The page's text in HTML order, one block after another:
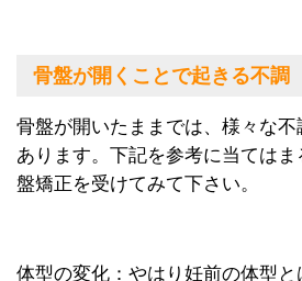
骨盤が開くことで起きる不調
骨盤が開いたままでは、様々な
あります。下記を参考に当ては
盤矯正を受けてみて下さい。
体型の変化：やはり妊前の体型